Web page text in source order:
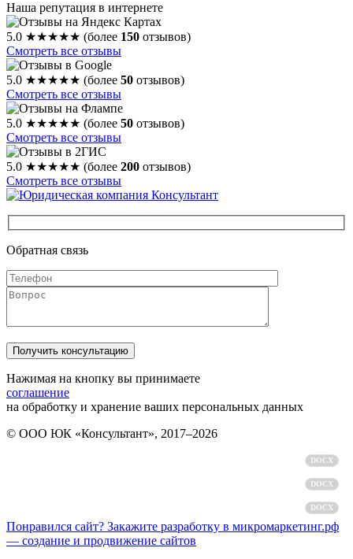
Наша репутация в интернете
5.0 ★★★★★ (более 150 отзывов)
Смотреть все отзывы
5.0 ★★★★★ (более 50 отзывов)
Смотреть все отзывы
5.0 ★★★★★ (более 50 отзывов)
Смотреть все отзывы
5.0 ★★★★★ (более 200 отзывов)
Смотреть все отзывы
Обратная связь
Нажимая на кнопку вы принимаете
соглашение
на обработку и хранение ваших персональных данных
© ООО ЮК «Консультант», 2017–2026
DOCX
DOCX
DOCX
Понравился сайт? Закажите разработку в микромаркетинг.рф
— создание и продвижение сайтов